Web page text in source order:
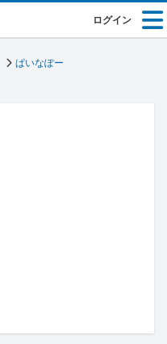
ログイン
ぱいなぽー